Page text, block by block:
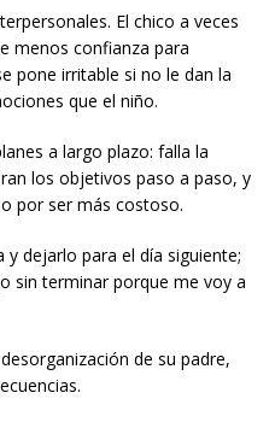
El chico a veces
menos confianza para
pone irritable si no le dan la
que el niño.
a largo plazo: falla la
los objetivos paso a paso, y
por ser más costoso.
y dejarlo para el día siguiente;
sin terminar porque me voy a
de su padre,